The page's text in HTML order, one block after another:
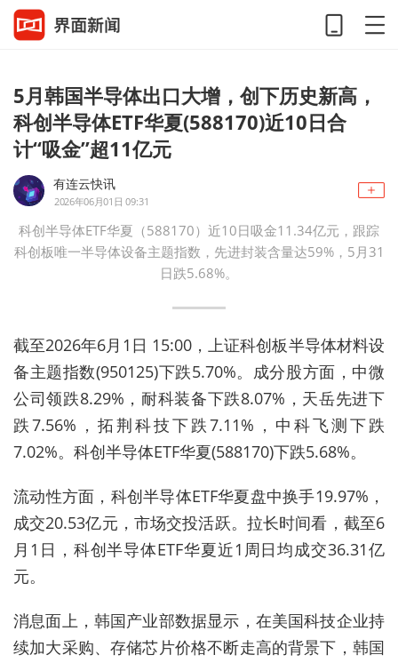
5月韩国半导体出口大增，创下历史新高，
科创半导体ETF华夏(588170)近10日合
计“吸金”超11亿元
有连云快讯
2026年06月01日 09:31
科创半导体ETF华夏（588170）近10日吸金11.34亿元，跟踪
科创板唯一半导体设备主题指数，先进封装含量达59%，5月31
日跌5.68%。
截至2026年6月1日 15:00，上证科创板半导体材料设
备主题指数(950125)下跌5.70%。成分股方面，中微
公司领跌8.29%，耐科装备下跌8.07%，天岳先进下
跌7.56%，拓荆科技下跌7.11%，中科飞测下跌
7.02%。科创半导体ETF华夏(588170)下跌5.68%。
流动性方面，科创半导体ETF华夏盘中换手19.97%，
成交20.53亿元，市场交投活跃。拉长时间看，截至6
月1日，科创半导体ETF华夏近1周日均成交36.31亿
元。
消息面上，韩国产业部数据显示，在美国科技企业持
续加大采购、存储芯片价格不断走高的背景下，韩国